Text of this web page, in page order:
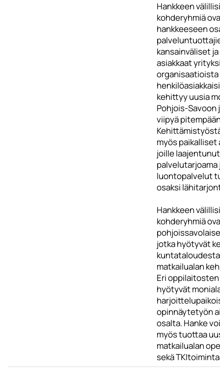
Hankkeen
kohderyhmiä
hankkeeseen
kansainväliset
asiakkaat
organisaatioista
kehittyy uusia
Pohjois-Savoon
viipyä
myös paikalliset
joille laajentunut
palvelutarjoama
luontopalvelut
osaksi
Hankkeen
kohderyhmiä
jotka hyötyvät
matkailualan
Eri
hyötyvät
opinnäytetyön
osalta. Hanke
myös tuottaa
matkailualan
sekä